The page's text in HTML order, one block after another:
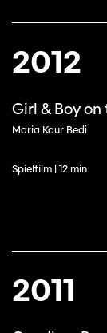
2012
Girl & Boy on
Maria Kaur Bedi
Spielfilm | 12 min
2011